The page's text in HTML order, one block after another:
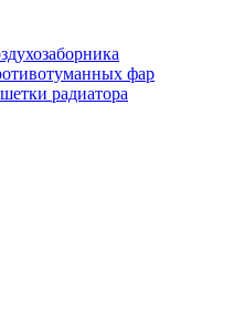
фар
радиатора